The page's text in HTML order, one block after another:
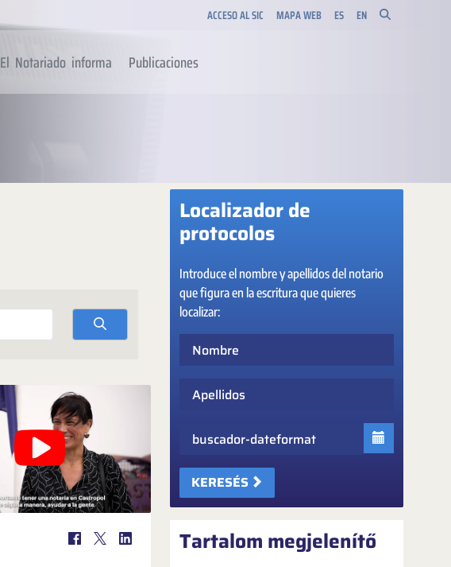
ACCESO AL SIC MAPA WEB ES EN
El Notariado informa Publicaciones
Localizador de
protocolos
Introduce el nombre y apellidos del notario
que figura en la escritura que quieres
localizar:
KERESÉS
Tartalom megjelenítő